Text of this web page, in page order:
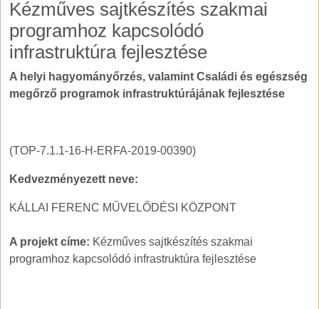
Kézműves sajtkészítés szakmai
programhoz kapcsolódó
infrastruktúra fejlesztése
A helyi hagyományőrzés, valamint Családi és egészség
megőrző programok infrastruktúrájának fejlesztése
(TOP-7.1.1-16-H-ERFA-2019-00390)
Kedvezményezett neve:
KÁLLAI FERENC MŰVELŐDÉSI KÖZPONT
A projekt címe: Kézműves sajtkészítés szakmai
programhoz kapcsolódó infrastruktúra fejlesztése